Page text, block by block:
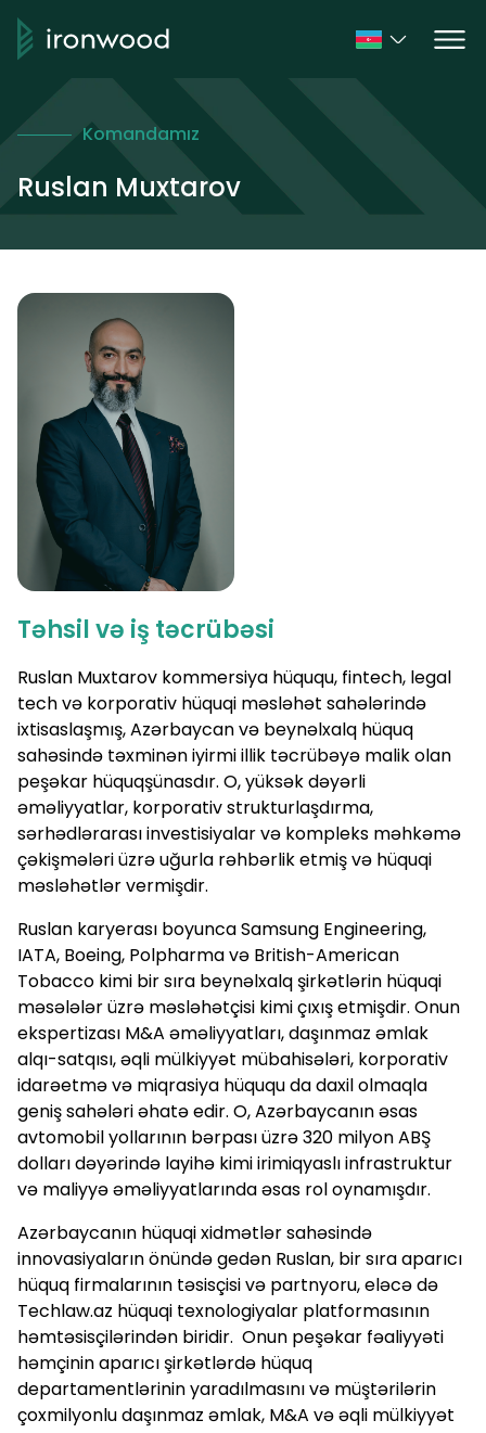
Komandamız
Ruslan Muxtarov
Təhsil və iş təcrübəsi
Ruslan Muxtarov kommersiya hüququ, fintech, legal
tech və korporativ hüquqi məsləhət sahələrində
ixtisaslaşmış, Azərbaycan və beynəlxalq hüquq
sahəsində təxminən iyirmi illik təcrübəyə malik olan
peşəkar hüquqşünasdır. O, yüksək dəyərli
əməliyyatlar, korporativ strukturlaşdırma,
sərhədlərarası investisiyalar və kompleks məhkəmə
çəkişmələri üzrə uğurla rəhbərlik etmiş və hüquqi
məsləhətlər vermişdir.
Ruslan karyerası boyunca Samsung Engineering,
IATA, Boeing, Polpharma və British-American
Tobacco kimi bir sıra beynəlxalq şirkətlərin hüquqi
məsələlər üzrə məsləhətçisi kimi çıxış etmişdir. Onun
ekspertizası M&A əməliyyatları, daşınmaz əmlak
alqı-satqısı, əqli mülkiyyət mübahisələri, korporativ
idarəetmə və miqrasiya hüququ da daxil olmaqla
geniş sahələri əhatə edir. O, Azərbaycanın əsas
avtomobil yollarının bərpası üzrə 320 milyon ABŞ
dolları dəyərində layihə kimi irimiqyaslı infrastruktur
və maliyyə əməliyyatlarında əsas rol oynamışdır.
Azərbaycanın hüquqi xidmətlər sahəsində
innovasiyaların önündə gedən Ruslan, bir sıra aparıcı
hüquq firmalarının təsisçisi və partnyoru, eləcə də
Techlaw.az hüquqi texnologiyalar platformasının
həmtəsisçilərindən biridir. Onun peşəkar fəaliyyəti
həmçinin aparıcı şirkətlərdə hüquq
departamentlərinin yaradılmasını və müştərilərin
çoxmilyonlu daşınmaz əmlak, M&A və əqli mülkiyyət